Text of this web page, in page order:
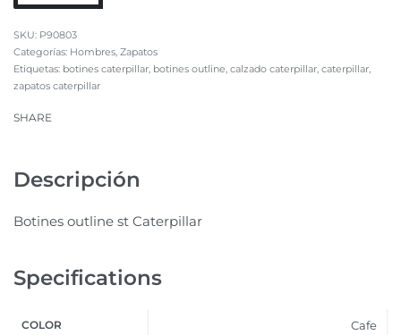
P90803
Categorías: Hombres Zapatos
Etiquetas: botines caterpillar botines outline calzado caterpillar caterpillar
zapatos caterpillar
SHARE
Descripción
Botines outline st Caterpillar
Specifications
COLOR Cafe